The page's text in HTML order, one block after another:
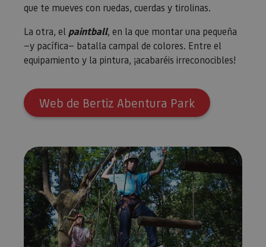
que te mueves con ruedas, cuerdas y tirolinas.
La otra, el paintball, en la que montar una pequeña
—y pacífica— batalla campal de colores. Entre el
equipamiento y la pintura, ¡acabaréis irreconocibles!
Web de Bertiz Abentura Park